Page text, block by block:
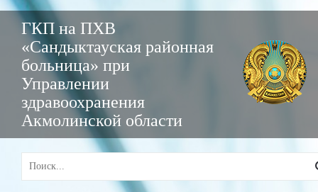
ГКП на ПХВ
«Сандыктауская районная
больница» при
Управлении
здравоохранения
Акмолинской области